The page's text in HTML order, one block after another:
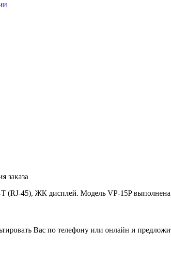
заказа
(RJ-45), ЖК дисплей. Модель VP-15P
Вас по телефону или онлайн и